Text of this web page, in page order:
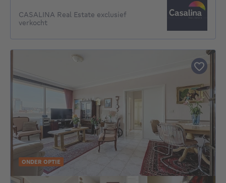
CASALINA Real Estate exclusief
verkocht
ONDER OPTIE